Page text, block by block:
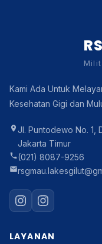
Kami Ada Untuk
Kesehatan Gigi dan
Jl. Puntodewo No. 1,
Jakarta Timur
(021) 8087-9256
LAYANAN